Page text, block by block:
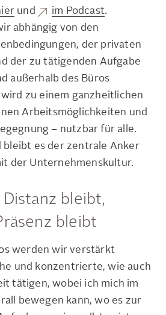
und im Podcast.
abhängig von den
der privaten
der zu tätigenden Aufgabe
außerhalb des Büros
zu einem ganzheitlichen
Arbeitsmöglichkeiten und
– nutzbar für alle.
bleibt es der zentrale Anker
der Unternehmenskultur.
bleibt,
bleibt
werden wir verstärkt
und konzentrierte, wie auch
tätigen, wobei ich mich im
bewegen kann, wo es zur